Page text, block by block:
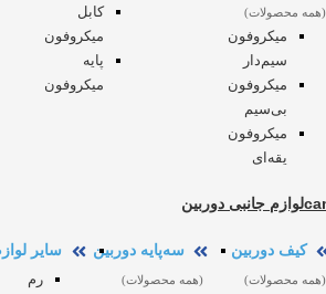
(همه محصولات)
میکروفون
سیم‌دار
میکروفون
بی‌سیم
میکروفون
یقه‌ای
کابل
میکروفون
پایه
میکروفون
لوازم جانبی دوربین
کیف دوربین
(همه محصولات)
سه‌پایه دوربین
(همه محصولات)
سایر
رم